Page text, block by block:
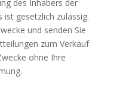
des Inhabers der
ist gesetzlich zulässig.
und senden Sie
zum Verkauf
ohne Ihre